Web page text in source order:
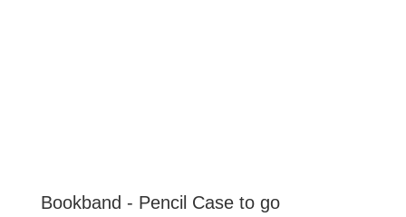
Bookband - Pencil Case to go